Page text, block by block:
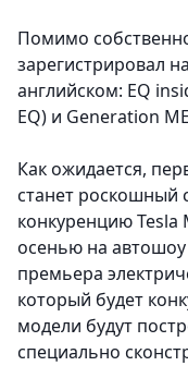
Помимо
зарегистрировал
английском: EQ
EQ) и Generation
Как ожидается,
станет роскошный
конкуренцию Tesla
осенью на
премьера
который будет
модели будут
специально